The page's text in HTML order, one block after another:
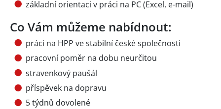
základní orientaci v práci na PC (Excel, e-mail)
Co Vám můžeme nabídnout:
práci na HPP ve stabilní české společnosti
pracovní poměr na dobu neurčitou
stravenkový paušál
příspěvek na dopravu
5 týdnů dovolené